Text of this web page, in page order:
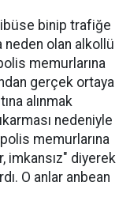
binip trafiğe
neden olan alkollü
memurlarına
gerçek ortaya
alınmak
nedeniyle
memurlarına
imkansız" diyerek
O anlar anbean